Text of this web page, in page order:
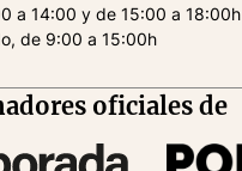
a 14:00 y de 15:00 a 18:00h
de 9:00 a 15:00h
oficiales de